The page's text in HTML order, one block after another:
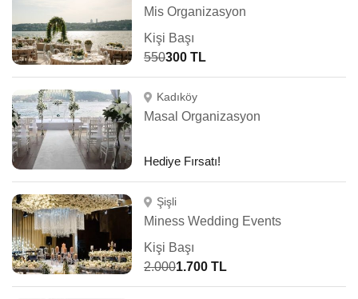
Mis Organizasyon
Kişi Başı
550300 TL
Kadıköy
Masal Organizasyon
Hediye Fırsatı!
Şişli
Miness Wedding Events
Kişi Başı
2.0001.700 TL